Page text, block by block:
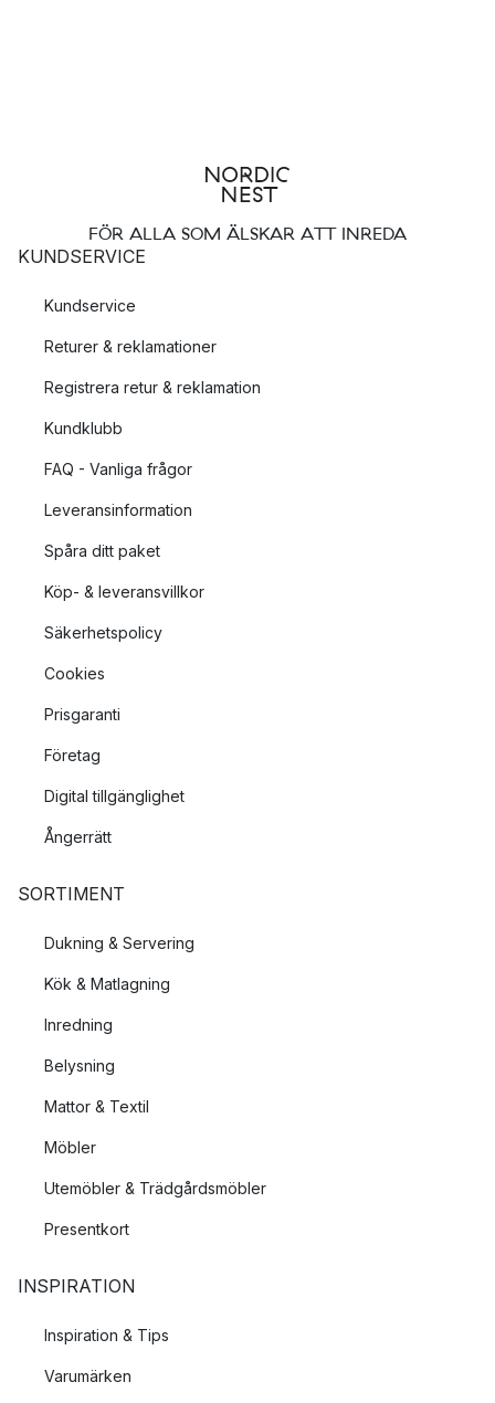
FÖR ALLA SOM ÄLSKAR ATT INREDA
KUNDSERVICE
Kundservice
Returer & reklamationer
Registrera retur & reklamation
Kundklubb
FAQ - Vanliga frågor
Leveransinformation
Spåra ditt paket
Köp- & leveransvillkor
Säkerhetspolicy
Cookies
Prisgaranti
Företag
Digital tillgänglighet
Ångerrätt
SORTIMENT
Dukning & Servering
Kök & Matlagning
Inredning
Belysning
Mattor & Textil
Möbler
Utemöbler & Trädgårdsmöbler
Presentkort
INSPIRATION
Inspiration & Tips
Varumärken